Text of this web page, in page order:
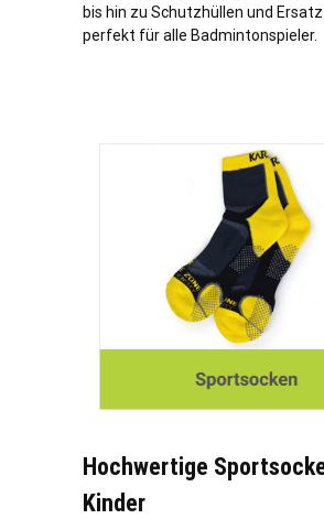
bis hin zu Schutzhüllen und
perfekt für alle Badmintonspieler.
Hochwertige
Kinder